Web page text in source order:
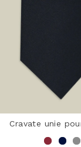
Cravate unie